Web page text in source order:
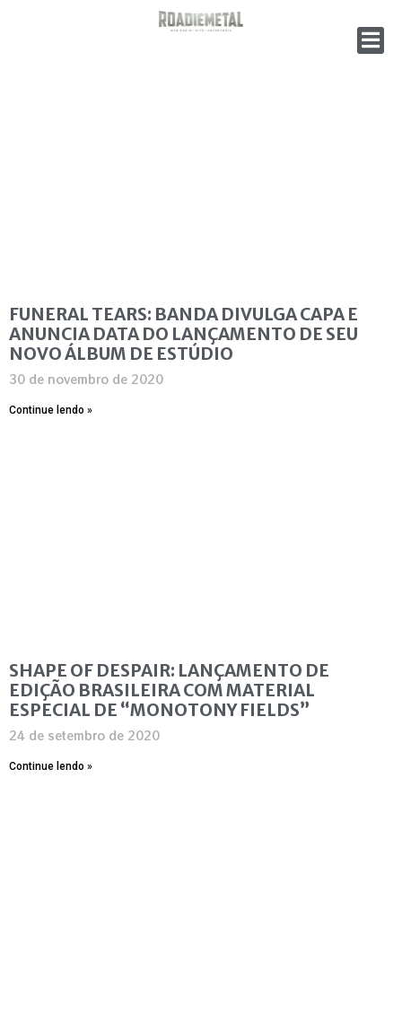
FUNERAL TEARS: BANDA DIVULGA CAPA E
ANUNCIA DATA DO LANÇAMENTO DE SEU
NOVO ÁLBUM DE ESTÚDIO
30 de novembro de 2020
Continue lendo »
SHAPE OF DESPAIR: LANÇAMENTO DE
EDIÇÃO BRASILEIRA COM MATERIAL
ESPECIAL DE “MONOTONY FIELDS”
24 de setembro de 2020
Continue lendo »